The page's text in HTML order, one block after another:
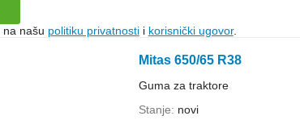
na našu politiku privatnostii korisnički ugovor.
Mitas 650/65 R38
Guma za traktore
Stanje
novi